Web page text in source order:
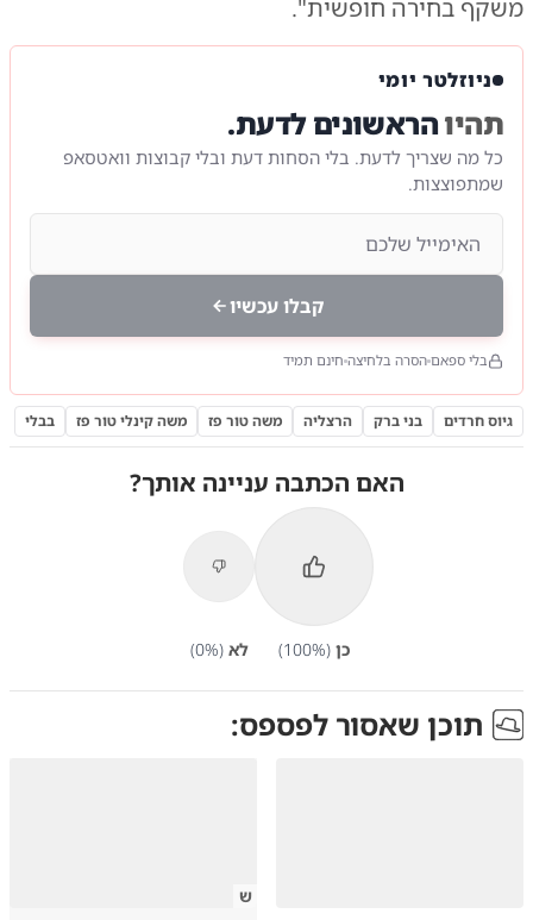
משקף בחירה חופשית".
ניוזלטר יומי
תהיוהראשונים לדעת.
כל מה שצריך לדעת. בלי הסחות דעת ובלי קבוצות וואטסאפ
שמתפוצצות.
קבלו עכשיו
בלי ספאם הסרה בלחיצה חינם תמיד
גיוס חרדים בני ברק הרצליה משה טור פז משה קינלי טור פז בבלי
האם הכתבה עניינה אותך?
כן (
100%) לא (
0%)
תוכן שאסור לפספס:
ש